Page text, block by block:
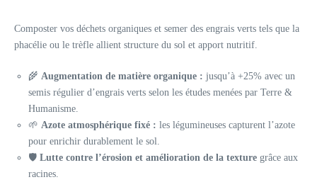
Composter vos déchets organiques et semer des engrais verts tels que la
phacélie ou le trèfle allient structure du sol et apport nutritif.
🌾 Augmentation de matière organique : jusqu’à +25% avec un
semis régulier d’engrais verts selon les études menées par Terre &
Humanisme.
🌱 Azote atmosphérique fixé : les légumineuses capturent l’azote
pour enrichir durablement le sol.
🛡️ Lutte contre l’érosion et amélioration de la texture grâce aux
racines.